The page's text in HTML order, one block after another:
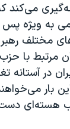
می‌کند
به ویژه پس
مختلف
با حزب
در آستانه
بار
هسته‌ای دست